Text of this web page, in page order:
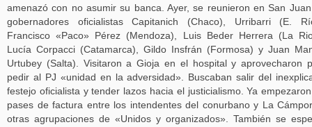
amenazó con no asumir su banca. Ayer, se reunieron en San
gobernadores oficialistas Capitanich (Chaco), Urribarri (E.
Francisco «Paco» Pérez (Mendoza), Luis Beder Herrera (La
Lucía Corpacci (Catamarca), Gildo Insfrán (Formosa) y Juan
Urtubey (Salta). Visitaron a Gioja en el hospital y aprovecharon
pedir al PJ «unidad en la adversidad». Buscaban salir del
festejo oficialista y tender lazos hacia el justicialismo. Ya
pases de factura entre los intendentes del conurbano y La
otras agrupaciones de «Unidos y organizados». También se